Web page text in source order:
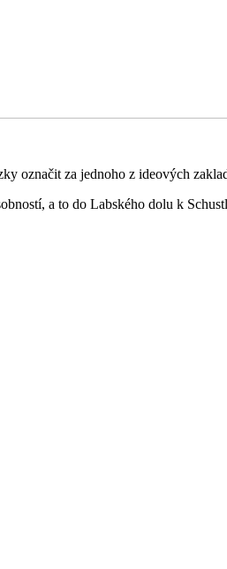
označit za jednoho z ideových
a to do Labského dolu k